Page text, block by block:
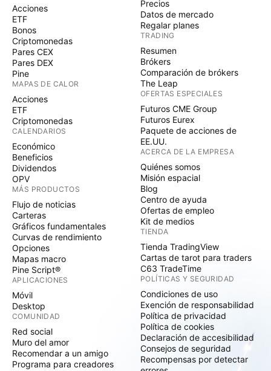
Acciones
ETF
Bonos
Criptomonedas
Pares CEX
Pares DEX
Pine
MAPAS DE CALOR
Acciones
ETF
Criptomonedas
CALENDARIOS
Económico
Beneficios
Dividendos
OPV
MÁS PRODUCTOS
Flujo de noticias
Carteras
Gráficos fundamentales
Curvas de rendimiento
Opciones
Mapas macro
Pine Script®
APLICACIONES
Móvil
Desktop
COMUNIDAD
Red social
Muro del amor
Recomendar a un amigo
Programa para creadores
Precios
Datos de mercado
Regalar planes
TRADING
Resumen
Brókers
Comparación de brókers
The Leap
OFERTAS ESPECIALES
Futuros CME Group
Futuros Eurex
Paquete de acciones de
EE.UU.
ACERCA DE LA EMPRESA
Quiénes somos
Misión espacial
Blog
Centro de ayuda
Ofertas de empleo
Kit de medios
TIENDA
Tienda TradingView
Cartas de tarot para traders
C63 TradeTime
POLÍTICAS Y SEGURIDAD
Condiciones de uso
Exención de responsabilidad
Política de privacidad
Política de cookies
Declaración de accesibilidad
Consejos de seguridad
Recompensas por detectar